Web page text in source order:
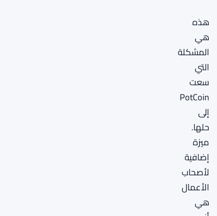
هذه
هي
المشكلة
التي
سعت
PotCoin
إلى
حلها.
ميزة
إضافية
لأصحاب
الأعمال
هي